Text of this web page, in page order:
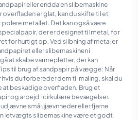
eller endda en slibemaskine
overfladen er glat, kan du skifte til et
polere metallet. Det kan også være
der er designet til metal, for
for hurtigt op. Ved slibning af metal er
eller slibemaskinen i
at skabe varmepletter, der kan
til brug af sandpapir på vægge: Når
du forbereder dem til maling, skal du
beskadige overfladen. Brug et
og arbejd i cirkulære bevægelser.
udjævne små ujævnheder eller fjerne
letvægts slibemaskine være et godt